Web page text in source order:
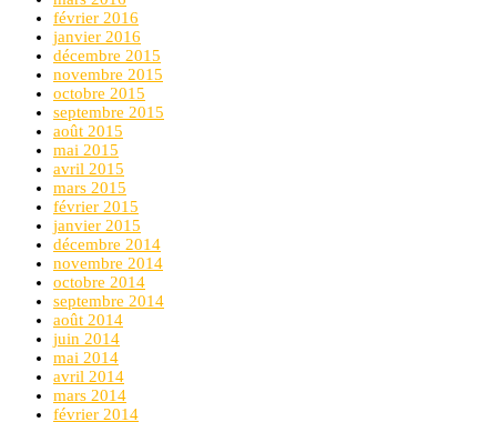
février 2016
janvier 2016
décembre 2015
novembre 2015
octobre 2015
septembre 2015
août 2015
mai 2015
avril 2015
mars 2015
février 2015
janvier 2015
décembre 2014
novembre 2014
octobre 2014
septembre 2014
août 2014
juin 2014
mai 2014
avril 2014
mars 2014
février 2014